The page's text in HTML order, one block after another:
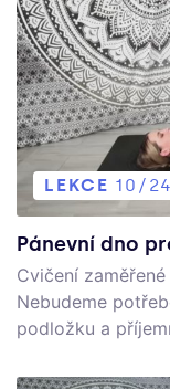
sval právě díky
také meditativní
klid a spokojenost
LEKCE 10/24
Pánevní dno
Cvičení
Nebudeme
podložku a